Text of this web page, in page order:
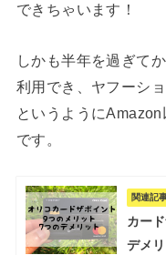
できちゃいます！
しかも半年を過ぎて
利用でき、ヤフーシ
というように
です。
関連記
カー
デメ